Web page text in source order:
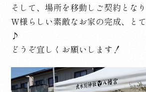
そして、場所を移動しご契約とな
W様らしい素敵なお家の完成、と
♪
どうぞ宜しくお願いします！